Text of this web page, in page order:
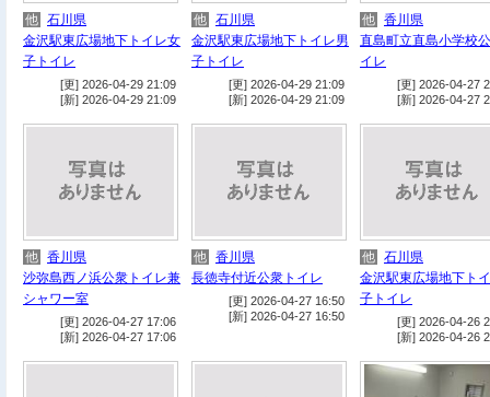
他 石川県
金沢駅東広場地下トイレ女
子トイレ
[更] 2026-04-29 21:09
[新] 2026-04-29 21:09
他 石川県
金沢駅東広場地下トイレ男
子トイレ
[更] 2026-04-29 21:09
[新] 2026-04-29 21:09
他 香川県
直島町立直島小学校
イレ
[更] 2026-04-27
[新] 2026-04-27
他 香川県
沙弥島西ノ浜公衆トイレ兼
シャワー室
[更] 2026-04-27 17:06
[新] 2026-04-27 17:06
他 香川県
長徳寺付近公衆トイレ
[更] 2026-04-27 16:50
[新] 2026-04-27 16:50
他 石川県
金沢駅東広場地下ト
子トイレ
[更] 2026-04-26
[新] 2026-04-26